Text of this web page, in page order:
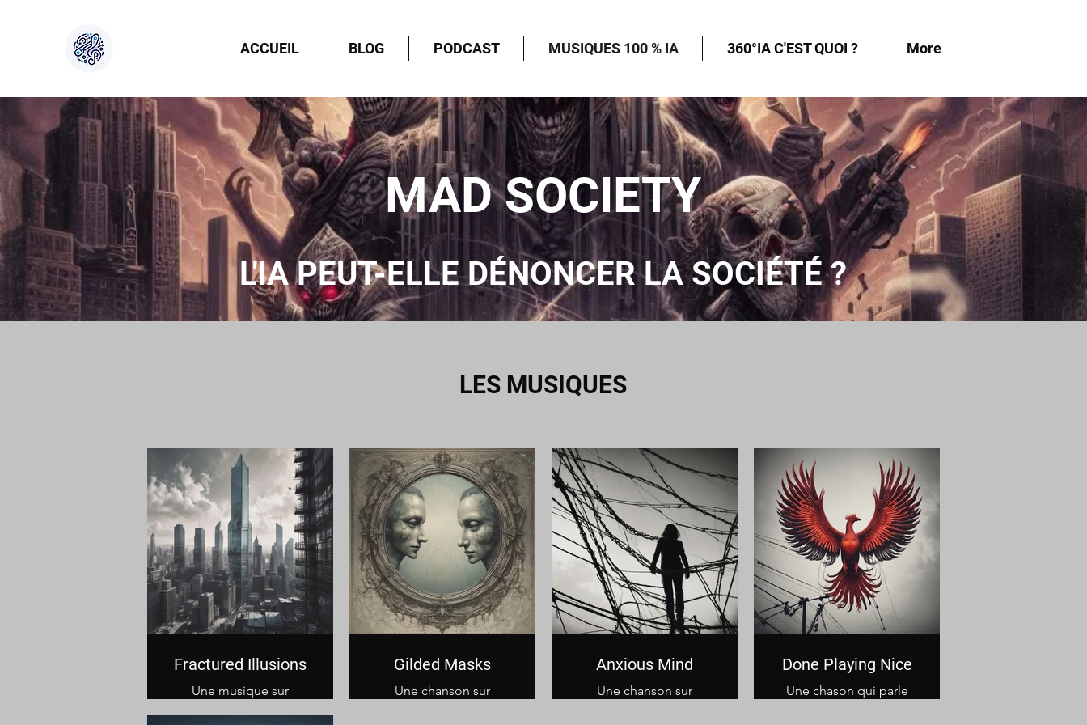
ACCUEIL BLOG PODCAST MUSIQUES 100 % IA 360°IA C'EST QUOI ? More
MAD SOCIETY
L'IA PEUT-ELLE DÉNONCER LA SOCIÉTÉ ?
LES MUSIQUES
Fractured Illusions
Une musique sur
Gilded Masks
Une chanson sur
Anxious Mind
Une chanson sur
Done Playing Nice
Une chason qui parle